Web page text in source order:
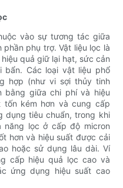
vào sự tương tác giữa
phụ trợ. Vật liệu lọc là
quả giữ lại hạt, sức cản
Các loại vật liệu phổ
hợp (như vi sợi thủy tinh
bằng giữa chi phí và hiệu
tốn kém hơn và cung cấp
dụng tiêu chuẩn, trong khi
lọc ở cấp độ micron
hơn và hiệu suất được cải
hoặc sử dụng lâu dài. Ví
cấp hiệu quả lọc cao và
ứng dụng hiệu suất cao